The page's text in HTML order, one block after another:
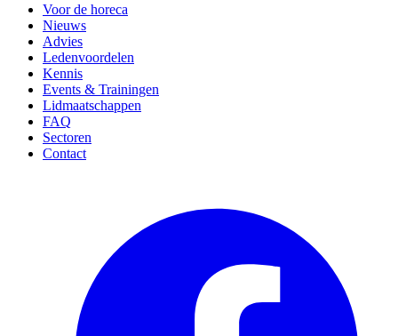
Voor de horeca
Nieuws
Advies
Ledenvoordelen
Kennis
Events & Trainingen
Lidmaatschappen
FAQ
Sectoren
Contact